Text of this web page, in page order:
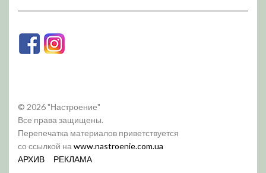
© 2026 "Настроение"
Все права защищены.
Перепечатка материалов приветствуется
со ссылкой на www.nastroenie.com.ua
АРХИВ
РЕКЛАМА